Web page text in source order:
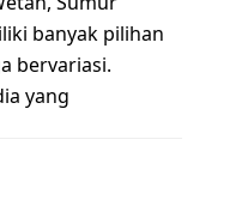
banyak pilihan
bervariasi.
yang